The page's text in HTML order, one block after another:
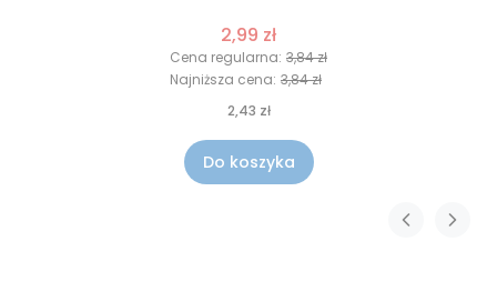
2,99 zł
Cena regularna: 3,84 zł
Najniższa cena: 3,84 zł
2,43 zł
Do koszyka